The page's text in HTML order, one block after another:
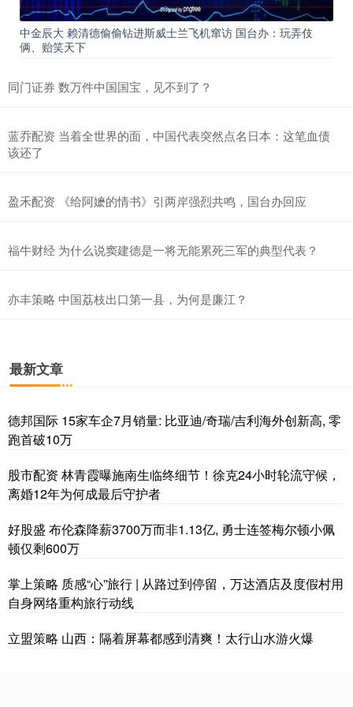
中金辰大 赖清德偷偷钻进斯威士兰飞机窜访 国台办：玩弄伎
俩、贻笑天下
同门证券 数万件中国国宝，见不到了？
蓝乔配资 当着全世界的面，中国代表突然点名日本：这笔血债
该还了
盈禾配资 《给阿嬷的情书》引两岸强烈共鸣，国台办回应
福牛财经 为什么说窦建德是一将无能累死三军的典型代表？
亦丰策略 中国荔枝出口第一县，为何是廉江？
最新文章
德邦国际 15家车企7月销量: 比亚迪/奇瑞/吉利海外创新高, 零
跑首破10万
股市配资 林青霞曝施南生临终细节！徐克24小时轮流守候，
离婚12年为何成最后守护者
好股盛 布伦森降薪3700万而非1.13亿, 勇士连签梅尔顿小佩
顿仅剩600万
掌上策略 质感“心”旅行 | 从路过到停留，万达酒店及度假村用
自身网络重构旅行动线
立盟策略 山西：隔着屏幕都感到清爽！太行山水游火爆